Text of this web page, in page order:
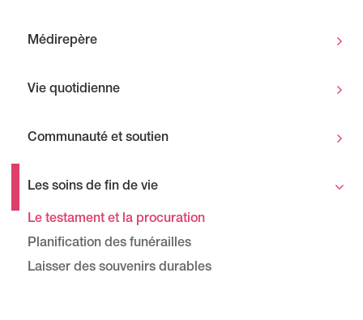
Médirepère
Vie quotidienne
Communauté et soutien
Les soins de fin de vie
Le testament et la procuration
Planification des funérailles
Laisser des souvenirs durables